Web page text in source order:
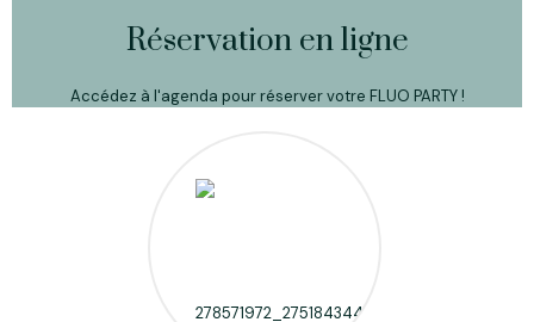
Réservation en ligne
Accédez à l'agenda pour réserver votre FLUO PARTY !